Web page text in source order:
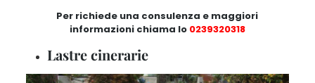
Per richiede una consulenza e maggiori
informazioni chiama lo 0239320318
Lastre cinerarie